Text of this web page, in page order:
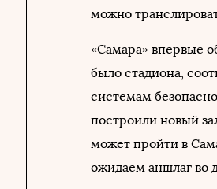
можно
«Самара» впервые
было стадиона,
системам
построили новый
может пройти в
ожидаем аншлаг во